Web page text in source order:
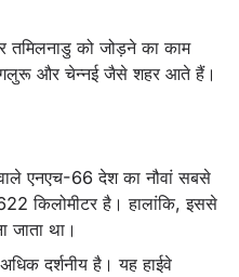
तमिलनाडु को जोड़ने का काम
और चेन्‍नई जैसे शहर आते हैं।
एनएच-66 देश का नौवां सबसे
किलोमीटर है। हालांकि, इससे
जाता था।
दर्शनीय है। यह हाईवे